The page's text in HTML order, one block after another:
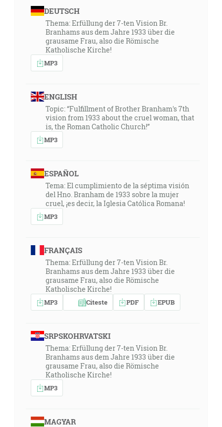
DEUTSCH
Thema: Erfüllung der 7-ten Vision Br.
Branhams aus dem Jahre 1933 über die
grausame Frau, also die Römische
Katholische Kirche!
MP3
ENGLISH
Topic: “Fulfillment of Brother Branham's 7th
vision from 1933 about the cruel woman, that
is, the Roman Catholic Church!”
MP3
ESPAÑOL
Tema: El cumplimiento de la séptima visión
del Hno. Branham de 1933 sobre la mujer
cruel, ¡es decir, la Iglesia Católica Romana!
MP3
FRANÇAIS
Thema: Erfüllung der 7-ten Vision Br.
Branhams aus dem Jahre 1933 über die
grausame Frau, also die Römische
Katholische Kirche!
MP3 Citeste PDF EPUB
SRPSKOHRVATSKI
Thema: Erfüllung der 7-ten Vision Br.
Branhams aus dem Jahre 1933 über die
grausame Frau, also die Römische
Katholische Kirche!
MP3
MAGYAR